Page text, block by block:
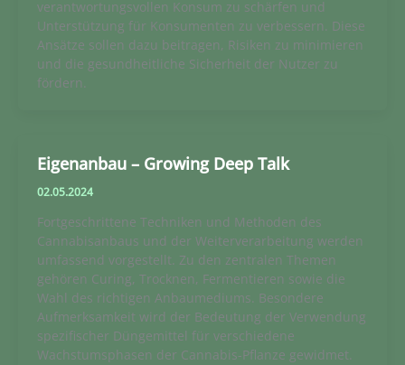
verantwortungsvollen Konsum zu schärfen und
Unterstützung für Konsumenten zu verbessern. Diese
Ansätze sollen dazu beitragen, Risiken zu minimieren
und die gesundheitliche Sicherheit der Nutzer zu
fördern.
Eigenanbau – Growing Deep Talk
02.05.2024
Fortgeschrittene Techniken und Methoden des
Cannabisanbaus und der Weiterverarbeitung werden
umfassend vorgestellt. Zu den zentralen Themen
gehören Curing, Trocknen, Fermentieren sowie die
Wahl des richtigen Anbaumediums. Besondere
Aufmerksamkeit wird der Bedeutung der Verwendung
spezifischer Düngemittel für verschiedene
Wachstumsphasen der Cannabis-Pflanze gewidmet.